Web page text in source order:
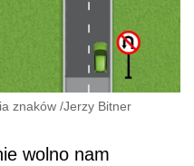
znaków /Jerzy Bitner
wolno nam